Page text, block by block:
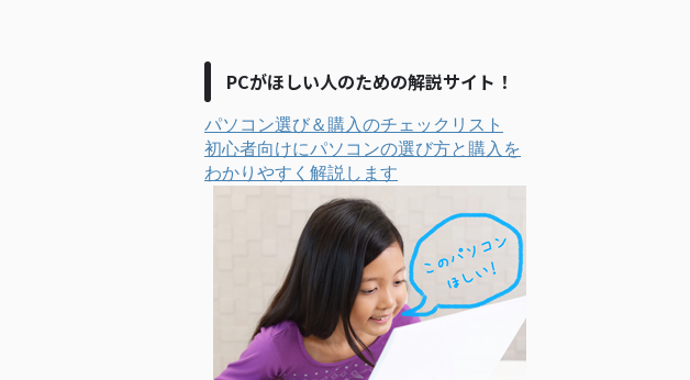
PCがほしい人のための解説サイト！
パソコン選び＆購入のチェックリスト
初心者向けにパソコンの選び方と購入を
わかりやすく解説します